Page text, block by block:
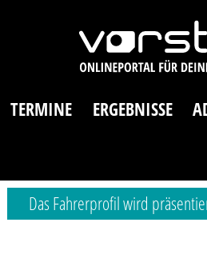
TERMINE ERGEBNISSE
Das Fahrerprofil wird